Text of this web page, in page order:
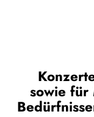
sowie für